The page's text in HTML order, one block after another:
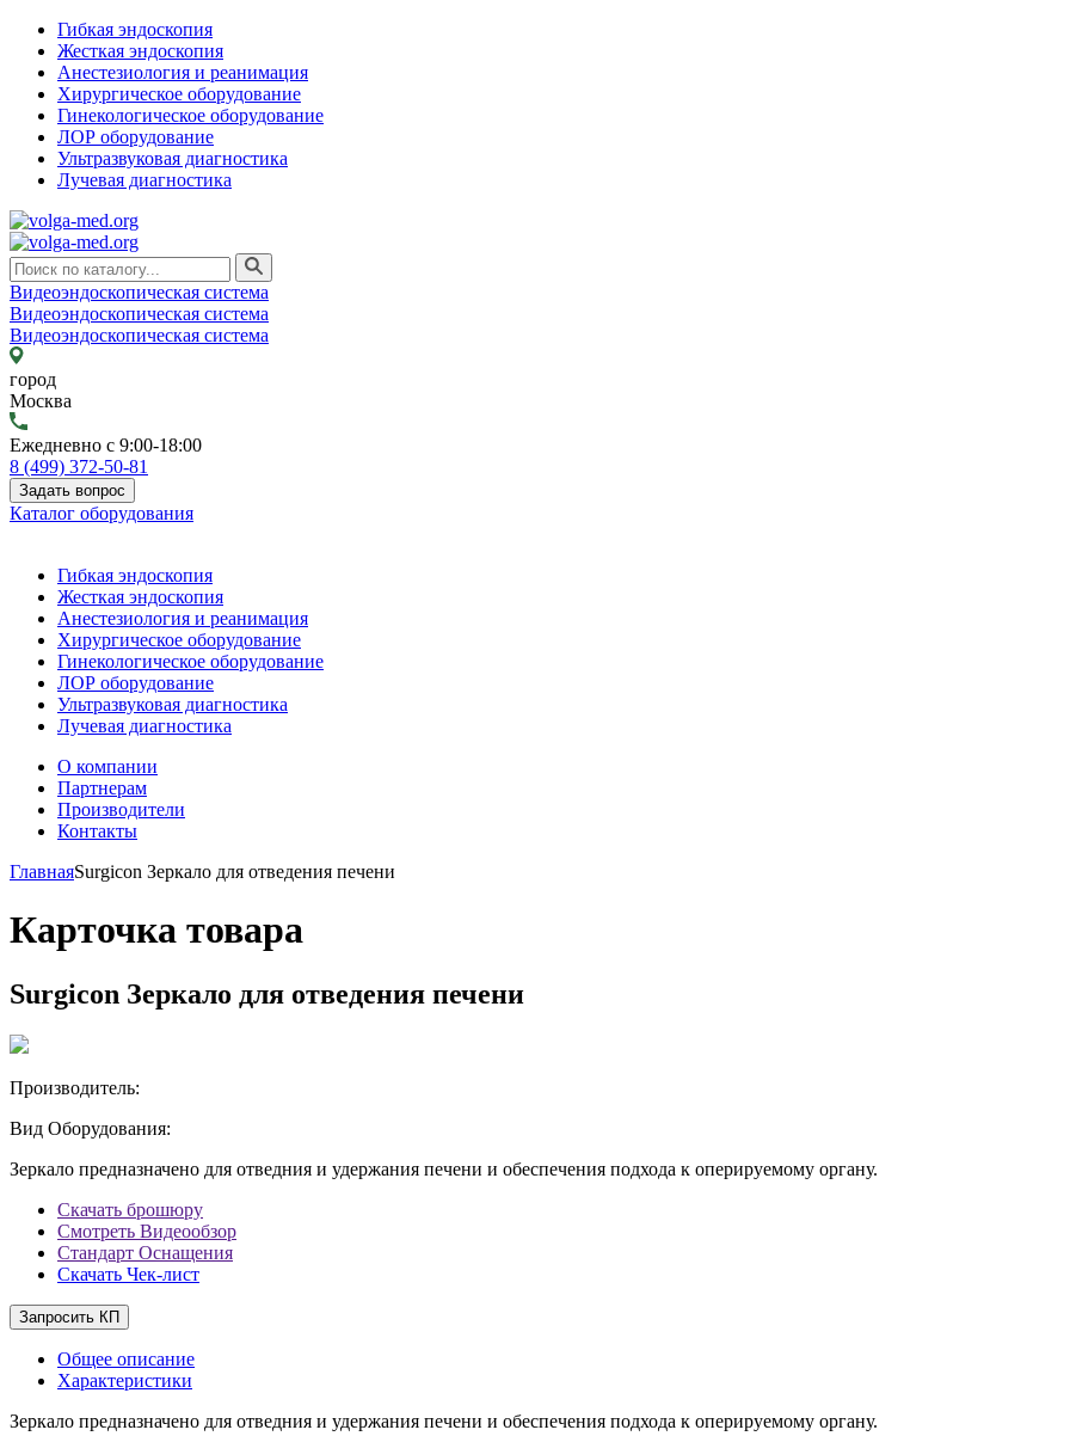
Гибкая эндоскопия
Жесткая эндоскопия
Анестезиология и реанимация
Хирургическое оборудование
Гинекологическое оборудование
ЛОР оборудование
Ультразвуковая диагностика
Лучевая диагностика
Видеоэндоскопическая система
Видеоэндоскопическая система
Видеоэндоскопическая система
город
Москва
Ежедневно с 9:00-18:00
8 (499) 372-50-81
Задать вопрос
Каталог оборудования
Гибкая эндоскопия
Жесткая эндоскопия
Анестезиология и реанимация
Хирургическое оборудование
Гинекологическое оборудование
ЛОР оборудование
Ультразвуковая диагностика
Лучевая диагностика
О компании
Партнерам
Производители
Контакты
ГлавнаяSurgicon Зеркало для отведения печени
Карточка товара
Surgicon Зеркало для отведения печени
Производитель:
Вид Оборудования:
Зеркало предназначено для отведния и удержания печени и обеспечения подхода к оперируемому органу.
Скачать брошюру
Смотреть Видеообзор
Стандарт Оснащения
Скачать Чек-лист
Запросить КП
Общее описание
Характеристики
Зеркало предназначено для отведния и удержания печени и обеспечения подхода к оперируемому органу.